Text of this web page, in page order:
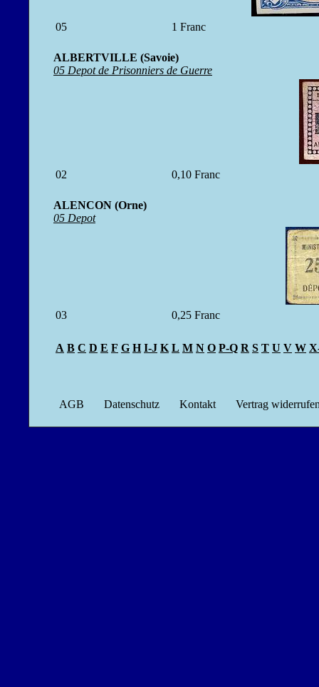
05 1 Franc
ALBERTVILLE (Savoie)
05 Depot de Prisonniers de Guerre
02 0,10 Franc
ALENCON (Orne)
05 Depot
03 0,25 Franc
A B C D E F G H I-J K L M N O P-Q R S T U V W
AGB Datenschutz Kontakt Vertrag